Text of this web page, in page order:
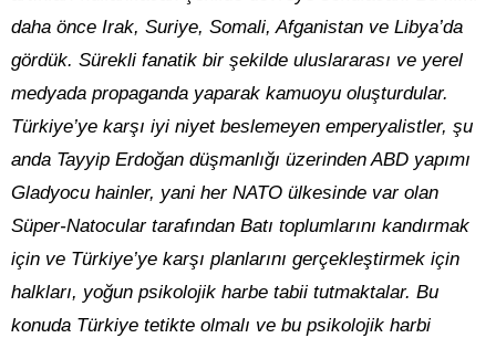
daha önce Irak, Suriye, Somali, Afganistan ve Libya’da
gördük. Sürekli fanatik bir şekilde uluslararası ve yerel
medyada propaganda yaparak kamuoyu oluşturdular.
Türkiye’ye karşı iyi niyet beslemeyen emperyalistler, şu
anda Tayyip Erdoğan düşmanlığı üzerinden ABD yapımı
Gladyocu hainler, yani her NATO ülkesinde var olan
Süper-Natocular tarafından Batı toplumlarını kandırmak
için ve Türkiye’ye karşı planlarını gerçekleştirmek için
halkları, yoğun psikolojik harbe tabii tutmaktalar. Bu
konuda Türkiye tetikte olmalı ve bu psikolojik harbi